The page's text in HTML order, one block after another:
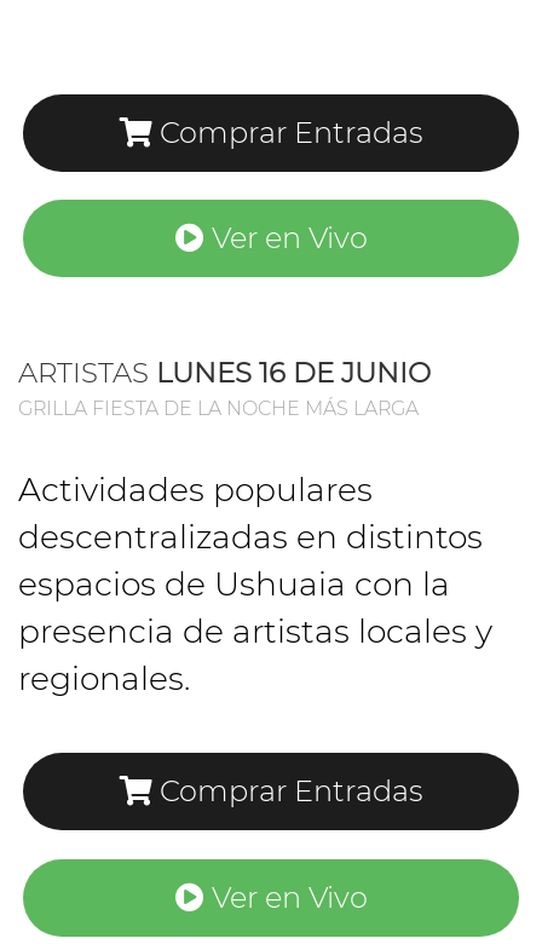
Comprar Entradas
Ver en Vivo
ARTISTAS LUNES 16 DE JUNIO
GRILLA FIESTA DE LA NOCHE MÁS LARGA
Actividades populares
descentralizadas en distintos
espacios de Ushuaia con la
presencia de artistas locales y
regionales.
Comprar Entradas
Ver en Vivo